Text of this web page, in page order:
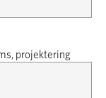
projektering